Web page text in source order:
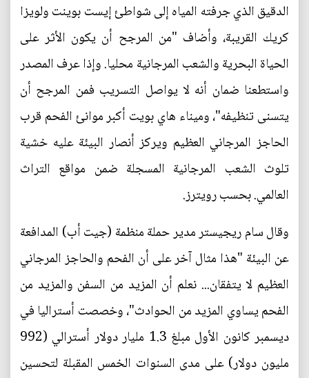
الدقيق الذي جرفته المياه إلى شواطئ إيست بوينت ولويزا
كريك القريبة، وأضاف "من المرجح أن يكون الأثر على
الحياة البحرية والشعب المرجانية محليا. وإذا عرف المصدر
واستطعنا ضمان أنه لا يواصل التسريب فمن المرجح أن
يتسنى تنظيفه"، وميناء هاي بويت أكبر موانئ الفحم قرب
الحاجز المرجاني العظيم ويركز أنصار البيئة عليه خشية
تلوث الشعب المرجانية المسجلة ضمن مواقع التراث
العالمي. بحسب رويترز.
وقال سام ريجيستر مدير حملة منظمة (جيت أب) المدافعة
عن البيئة "هذا مثال آخر على أن الفحم والحاجز المرجاني
العظيم لا يتفقان... نعلم أن المزيد من السفن والمزيد من
الفحم يساوي المزيد من الحوادث"، وخصصت أستراليا في
ديسمبر كانون الأول مبلغ 1.3 مليار دولار أسترالي (992
مليون دولار) على مدى السنوات الخمس المقبلة لتحسين